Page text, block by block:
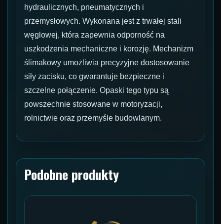
hydraulicznych, pneumatycznych i
przemysłowych. Wykonana jest z trwałej stali
węglowej, która zapewnia odporność na
uszkodzenia mechaniczne i korozję. Mechanizm
ślimakowy umożliwia precyzyjne dostosowanie
siły zacisku, co gwarantuje bezpieczne i
szczelne połączenie. Opaski tego typu są
powszechnie stosowane w motoryzacji,
rolnictwie oraz przemyśle budowlanym.
Podobne produkty